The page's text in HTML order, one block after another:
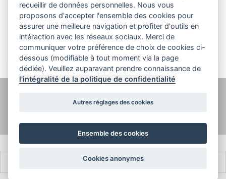
Français
Contact
informations légales
recueillir de données personnelles. Nous vous
proposons d'accepter l'ensemble des cookies pour
assurer une meilleure navigation et profiter d'outils en
intéraction avec les réseaux sociaux. Merci de
communiquer votre préférence de choix de cookies ci-
dessous (modifiable à tout moment via la page
dédiée). Veuillez auparavant prendre connaissance de
l'intégralité de la politique de confidentialité
Autres réglages des cookies
Ensemble des cookies
Cookies anonymes
Italiano